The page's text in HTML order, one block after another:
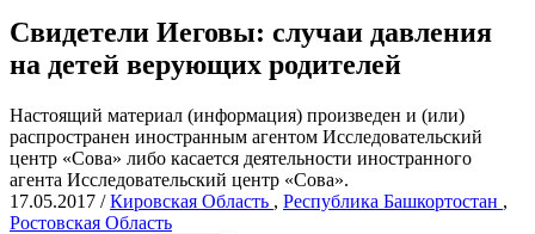
Свидетели Иеговы: случаи давления
на детей верующих родителей
Настоящий материал (информация) произведен и (или)
распространен иностранным агентом Исследовательский
центр «Сова» либо касается деятельности иностранного
агента Исследовательский центр «Сова».
17.05.2017 /Кировская Область , Республика Башкортостан ,
Ростовская Область